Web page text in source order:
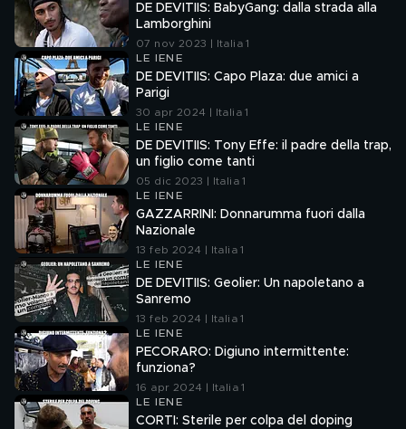
DE DEVITIIS: BabyGang: dalla strada alla
Lamborghini
07 nov 2023 | Italia 1
LE IENE
DE DEVITIIS: Capo Plaza: due amici a
Parigi
30 apr 2024 | Italia 1
LE IENE
DE DEVITIIS: Tony Effe: il padre della trap,
un figlio come tanti
05 dic 2023 | Italia 1
LE IENE
GAZZARRINI: Donnarumma fuori dalla
Nazionale
13 feb 2024 | Italia 1
LE IENE
DE DEVITIIS: Geolier: Un napoletano a
Sanremo
13 feb 2024 | Italia 1
LE IENE
PECORARO: Digiuno intermittente:
funziona?
16 apr 2024 | Italia 1
LE IENE
CORTI: Sterile per colpa del doping